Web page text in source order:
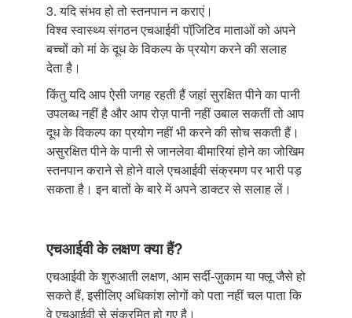
3. यदि संभव हो तो स्तनपान न कराएं।
विश्व स्वास्थ्य संगठन एचआईवी पॉजि़टिव माताओं को अपने
बच्चों को मां के दूध के विकल्प के प्रयोग करने की सलाह
देता है।
किंतु यदि आप ऐसी जगह रहती हैं जहां सुरक्षित पीने का पानी
उपलब्ध नहीं है और आप रोज़ पानी नहीं उबाल सकतीं तो आप
दूध के विकल्प का प्रयोग नहीं भी करने की सोच सकती हैं।
असुरक्षित पीने के पानी से जानलेवा बीमारियां होने का जोखिम
स्तनपान कराने से होने वाले एचआईवी संक्रमण पर भारी पड़
सकता है। इन बातों के बारे में अपने डाक्टर से सलाह लें।
एचआईवी के लक्षण क्या हैं?
एचआईवी के शुरुआती लक्षण, आम सर्दी-ज़ुकाम या फ्लू जैसे हो
सकते हैं, इसीलिए अधिकांश लोगों को पता नहीं चल पाता कि
वे एचआईवी से संक्रमित हो गए है।